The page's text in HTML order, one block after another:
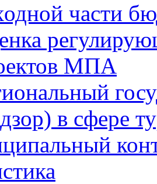
части
МПА
в сфере